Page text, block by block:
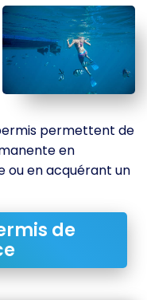
permettent de
en
ou en acquérant un
de